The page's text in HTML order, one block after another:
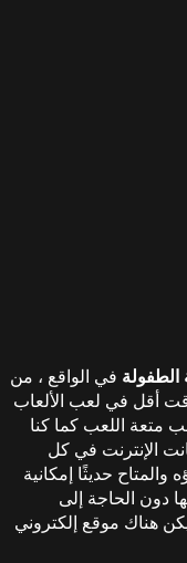
الطفولة في الواقع ، من
أقل في لعب الألعاب
متعة اللعب كما كنا
الإنترنت في كل
حديثًا إمكانية
دون الحاجة إلى
هناك موقع إلكتروني